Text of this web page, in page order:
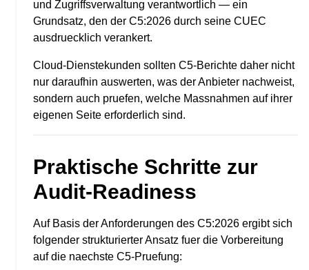
und Zugriffsverwaltung verantwortlich — ein
Grundsatz, den der C5:2026 durch seine CUEC
ausdruecklich verankert.
Cloud-Dienstekunden sollten C5-Berichte daher nicht
nur daraufhin auswerten, was der Anbieter nachweist,
sondern auch pruefen, welche Massnahmen auf ihrer
eigenen Seite erforderlich sind.
Praktische Schritte zur
Audit-Readiness
Auf Basis der Anforderungen des C5:2026 ergibt sich
folgender strukturierter Ansatz fuer die Vorbereitung
auf die naechste C5-Pruefung: